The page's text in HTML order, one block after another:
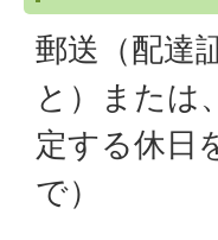
郵送（配達
と）または
定する休日
で）